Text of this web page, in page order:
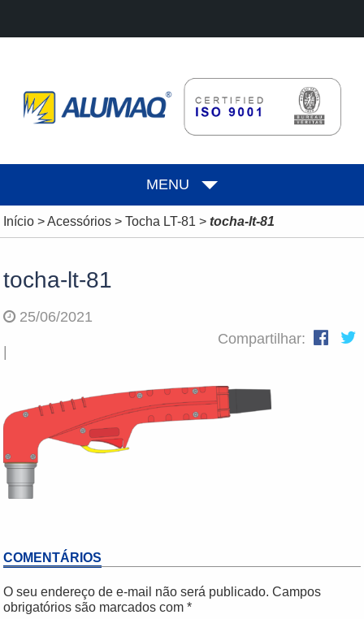
MENU
Início>Acessórios> Tocha LT-81 > tocha-lt-81
tocha-lt-81
25/06/2021
|
Compartilhar:
COMENTÁRIOS
O seu endereço de e-mail não será publicado. Campos
obrigatórios são marcados com *